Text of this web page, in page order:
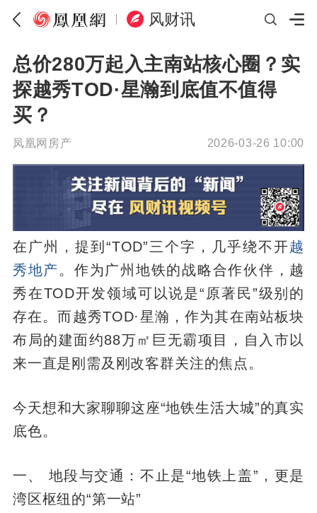
风财讯
总价280万起入主南站核心圈？实
探越秀TOD·星瀚到底值不值得
买？
凤凰网房产 2026-03-26 10:00
在广州，提到“TOD”三个字，几乎绕不开越
秀地产。作为广州地铁的战略合作伙伴，越
秀在TOD开发领域可以说是“原著民”级别的
存在。而越秀TOD·星瀚，作为其在南站板块
布局的建面约88万㎡巨无霸项目，自入市以
来一直是刚需及刚改客群关注的焦点。
今天想和大家聊聊这座“地铁生活大城”的真实
底色。
一、 地段与交通：不止是“地铁上盖”，更是
湾区枢纽的“第一站”